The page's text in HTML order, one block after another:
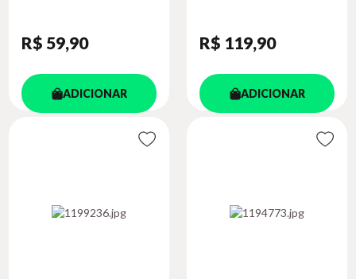
R$ 59,90
ADICIONAR
R$ 119,90
ADICIONAR